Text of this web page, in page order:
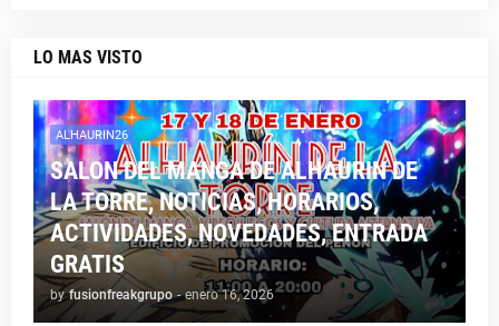
LO MAS VISTO
ALHAURIN26
SALON DEL MANGA DE ALHAURIN DE
LA TORRE, NOTICIAS, HORARIOS,
ACTIVIDADES, NOVEDADES, ENTRADA
GRATIS
by fusionfreakgrupo - enero 16, 2026